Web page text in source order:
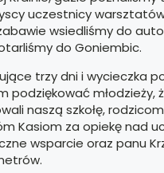
uczestnicy
wsiedliśmy do
do Goniembic.
trzy dni i wycieczka
podziękować
naszą szkołę,
Kasiom za opiekę nad
wsparcie oraz panu